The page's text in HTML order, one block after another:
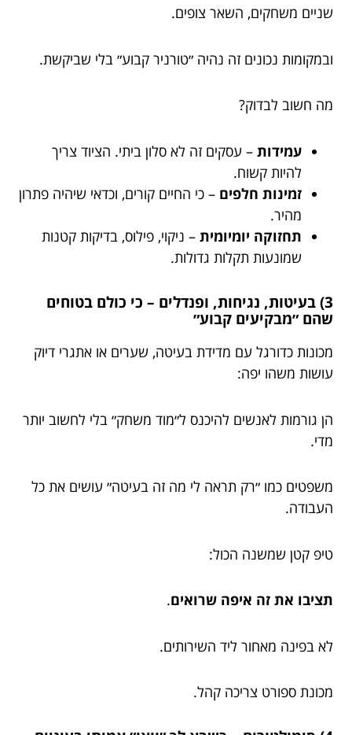
שניים משחקים, השאר צופים.
ובמקומות נכונים זה נהיה ״טורניר קבוע״ בלי שביקשת.
מה חשוב לבדוק?
עמידות – עסקים זה לא סלון ביתי. הציוד צריך
להיות קשוח.
זמינות חלפים – כי החיים קורים, וכדאי שיהיה פתרון
מהיר.
תחזוקה יומיומית – ניקוי, פילוס, בדיקות קטנות
שמונעות תקלות גדולות.
3) בעיטות, נגיחות, ופנדלים – כי כולם בטוחים
שהם ״מבקיעים קבוע״
מכונות כדורגל עם מדידת בעיטה, שערים או אתגרי דיוק
עושות משהו יפה:
הן גורמות לאנשים להיכנס ל״מוד משחק״ בלי לחשוב יותר
מדי.
משפטים כמו ״רק תראה לי מה זה בעיטה״ עושים את כל
העבודה.
טיפ קטן שמשנה הכול:
תציבו את זה איפה שרואים.
לא בפינה מאחור ליד השירותים.
מכונת ספורט צריכה קהל.